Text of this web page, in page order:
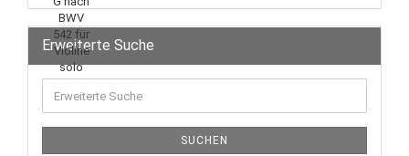
Erweiterte Suche
SUCHEN